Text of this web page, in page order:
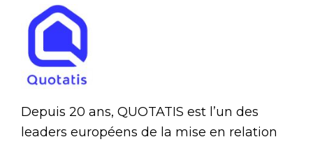
Depuis 20 ans, QUOTATIS est l’un des
leaders européens de la mise en relation